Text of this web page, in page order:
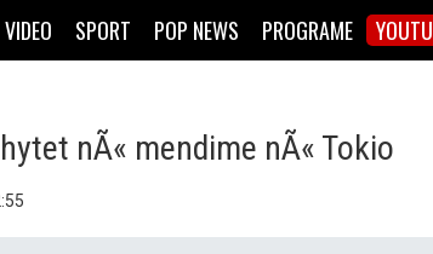
VIDEO SPORT POP NEWS PROGRAME
nÃ« mendime nÃ« Tokio